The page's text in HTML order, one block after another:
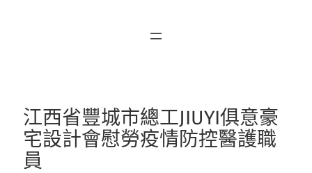
江西省豐城市總工JIUYI俱意豪
宅設計會慰勞疫情防控醫護職
員